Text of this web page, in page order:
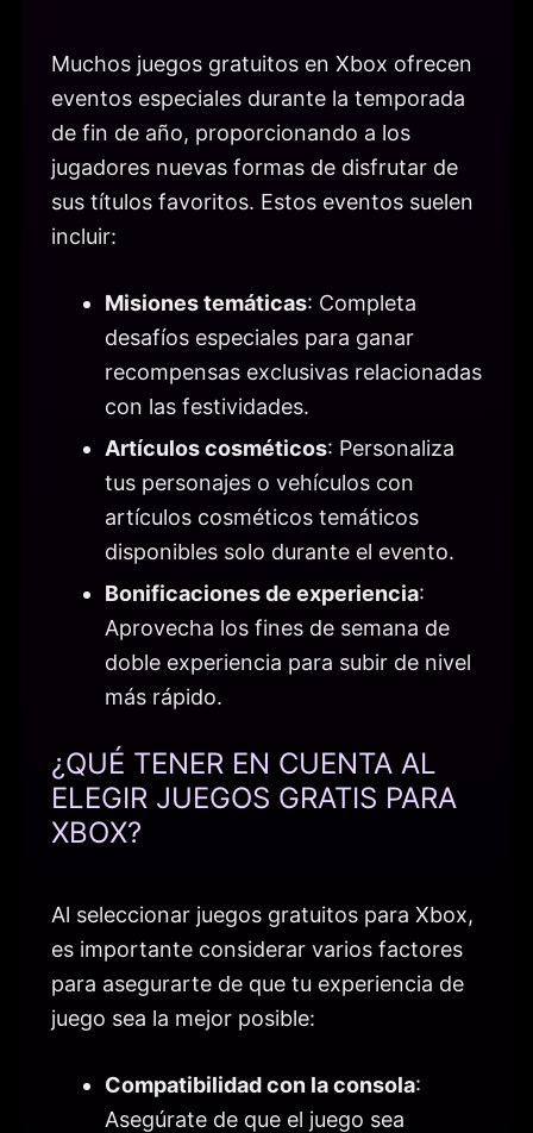
Muchos juegos gratuitos en Xbox ofrecen
eventos especiales durante la temporada
de fin de año, proporcionando a los
jugadores nuevas formas de disfrutar de
sus títulos favoritos. Estos eventos suelen
incluir:
Misiones temáticas: Completa
desafíos especiales para ganar
recompensas exclusivas relacionadas
con las festividades.
Artículos cosméticos: Personaliza
tus personajes o vehículos con
artículos cosméticos temáticos
disponibles solo durante el evento.
Bonificaciones de experiencia:
Aprovecha los fines de semana de
doble experiencia para subir de nivel
más rápido.
¿QUÉ TENER EN CUENTA AL
ELEGIR JUEGOS GRATIS PARA
XBOX?
Al seleccionar juegos gratuitos para Xbox,
es importante considerar varios factores
para asegurarte de que tu experiencia de
juego sea la mejor posible:
Compatibilidad con la consola:
Asegúrate de que el juego sea